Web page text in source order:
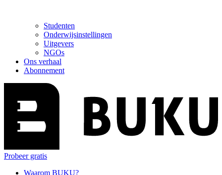
Studenten
Onderwijsinstellingen
Uitgevers
NGOs
Ons verhaal
Abonnement
Probeer gratis
Waarom BUKU?